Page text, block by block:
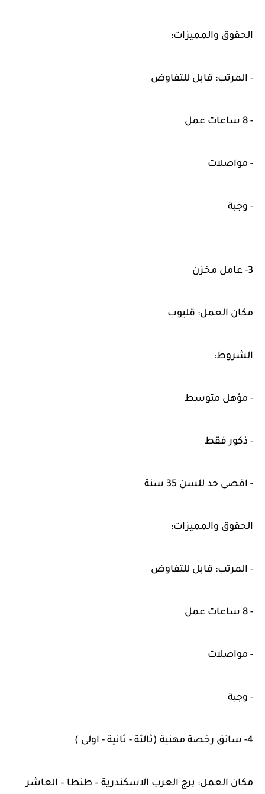
الحقوق والمميزات:
- المرتب: قابل للتفاوض
- 8 ساعات عمل
- مواصلات
- وجبة
3- عامل مخزن
مكان العمل: قليوب
الشروط:
- مؤهل متوسط
- ذكور فقط
- اقصى حد للسن 35 سنة
الحقوق والمميزات:
- المرتب: قابل للتفاوض
- 8 ساعات عمل
- مواصلات
- وجبة
4- سائق رخصة مهنية (ثالثة - ثانية - اولى )
مكان العمل: برج العرب الاسكندرية – طنطا – العاشر